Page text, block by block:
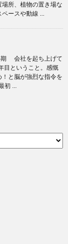
所、植物の置き場な
ースや動線 ...
期 会社を起ち上げて
目ということ。感慨
と脳が強烈な指令を
初 ...